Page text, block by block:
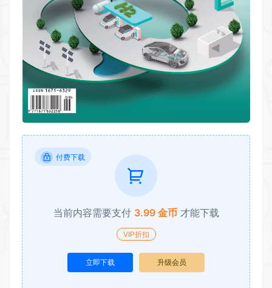
付费下载
当前内容需要支付 3.99 金币 才能下载
VIP折扣
立即下载 升级会员